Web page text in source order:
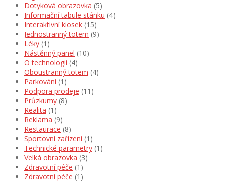
Dotyková obrazovka (5)
Informační tabule stánku (4)
Interaktivní kiosek (15)
Jednostranný totem (9)
Léky (1)
Nástěnný panel (10)
O technologii (4)
Oboustranný totem (4)
Parkování(1)
Podpora prodeje (11)
Průzkumy (8)
Realita (1)
Reklama (9)
Restaurace (8)
Sportovní zařízení(1)
Technické parametry (1)
Velká obrazovka (3)
Zdravotní péče (1)
Zdravotní péče (1)